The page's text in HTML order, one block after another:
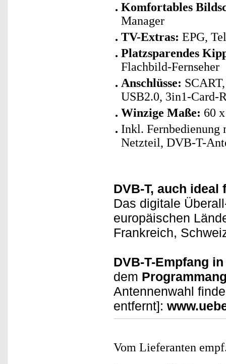
Komfortables
Manager
TV-Extras: EPG,
Platzsparendes
Flachbild-Fernseher
Anschlüsse:
USB2.0, 3in1-Card-
Winzige Maße: 60
Inkl.
Netzteil, DVB-T-
DVB-T, auch
Das digitale
europäischen
Frankreich,
DVB-T-Empfang
dem
Antennenwahl
entfernt]:
Vom Lieferanten